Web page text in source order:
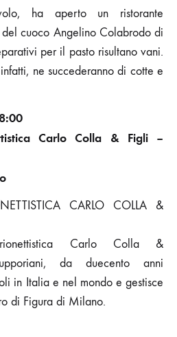
ha aperto un ristorante
cuoco Angelino Colabrodo di
per il pasto risultano vani.
ne succederanno di cotte e
Carlo Colla & Figli –
CARLO COLLA &
Carlo Colla &
da duecento anni
in Italia e nel mondo e gestisce
di Figura di Milano.